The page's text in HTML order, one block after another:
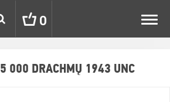
0
000 DRACHMŲ 1943 UNC